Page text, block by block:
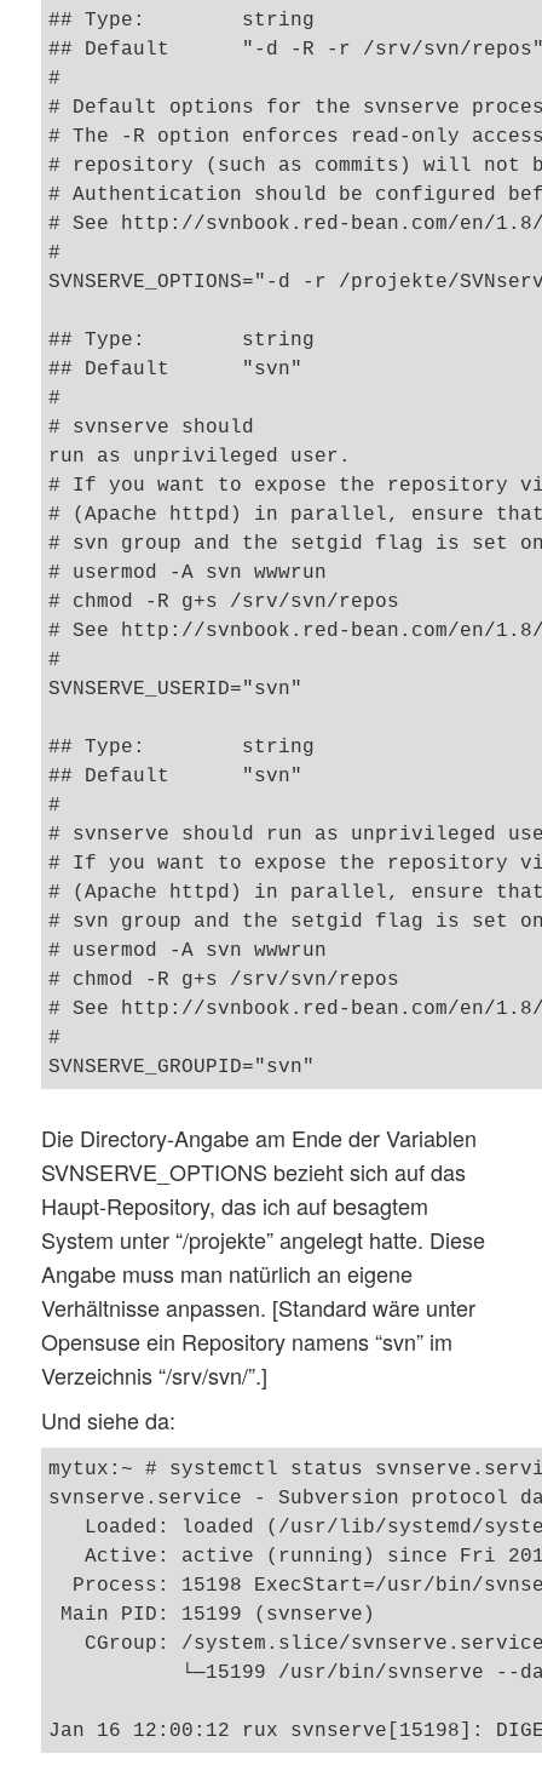
## Type:	string
## Default	"-d -R -r /srv/svn/repos"
#
# Default options for the svnserve
# The -R option enforces read-only
# repository (such as commits) will not
# Authentication should be configured
# See http://svnbook.red-bean.com/en/
#
SVNSERVE_OPTIONS="-d -r /projekte/
## Type:	string
## Default	"svn"
#
# svnserve should
run as unprivileged user.
# If you want to expose the repository via
# (Apache httpd) in parallel, ensure
# svn group and the setgid flag is set
# usermod -A svn wwwrun
# chmod -R g+s /srv/svn/repos
# See http://svnbook.red-bean.com/en/
#
SVNSERVE_USERID="svn"
## Type:	string
## Default	"svn"
#
# svnserve should run as unprivileged
# If you want to expose the repository via
# (Apache httpd) in parallel, ensure
# svn group and the setgid flag is set
# usermod -A svn wwwrun
# chmod -R g+s /srv/svn/repos
# See http://svnbook.red-bean.com/en/
#
Die Directory-Angabe am Ende der Variablen
SVNSERVE_OPTIONS bezieht sich auf das
Haupt-Repository, das ich auf besagtem
System unter “/projekte” angelegt hatte. Diese
Angabe muss man natürlich an eigene
Verhältnisse anpassen. [Standard wäre unter
Opensuse ein Repository namens “svn” im
Verzeichnis “/srv/svn/”.]
Und siehe da:
mytux:~ # systemctl status
svnserve.service - Subversion protocol
Loaded: loaded (/usr/lib/systemd/
Active: active (running) since Fri
Process: 15198 ExecStart=/usr/bin/
Main PID: 15199 (svnserve)
CGroup: /system.slice/
└─15199 /usr/bin/svnserve --